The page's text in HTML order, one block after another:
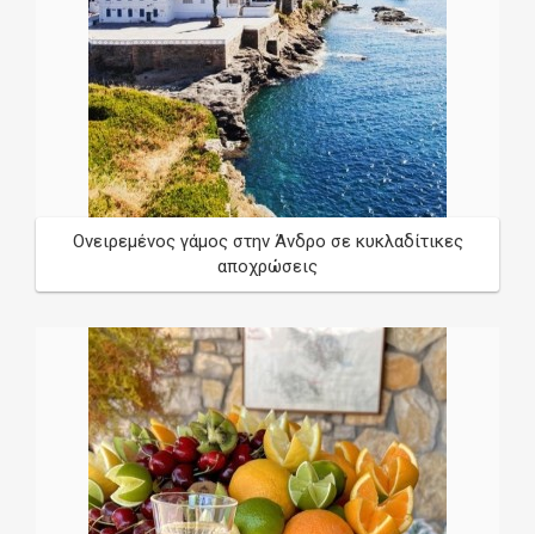
Ονειρεμένος γάμος στην Άνδρο σε κυκλαδίτικες
αποχρώσεις